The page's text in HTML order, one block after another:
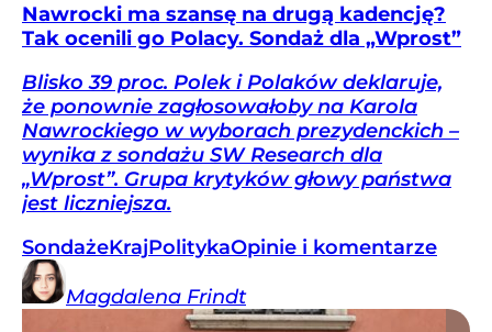
Nawrocki ma szansę na drugą kadencję?
Tak ocenili go Polacy. Sondaż dla „Wprost”
Blisko 39 proc. Polek i Polaków deklaruje,
że ponownie zagłosowałoby na Karola
Nawrockiego w wyborach prezydenckich –
wynika z sondażu SW Research dla
„Wprost”. Grupa krytyków głowy państwa
jest liczniejsza.
SondażeKrajPolitykaOpinie i komentarze
Magdalena Frindt